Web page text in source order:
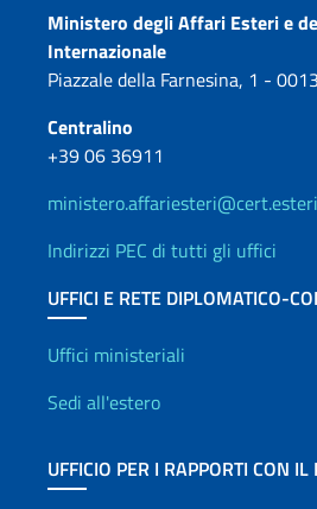
Contatti
Ministero degli Affari Esteri e
Internazionale
Piazzale della Farnesina, 1 -
Centralino
+39 06 36911
Indirizzi PEC di tutti gli uffici
UFFICI E RETE DIPLOMATICO-
Uffici e Rete
Uffici ministeriali
Sedi all'estero
UFFICIO PER I RAPPORTI CON